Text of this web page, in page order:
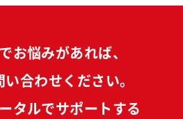
お悩みがあれば、
合わせください。
タルでサポートする